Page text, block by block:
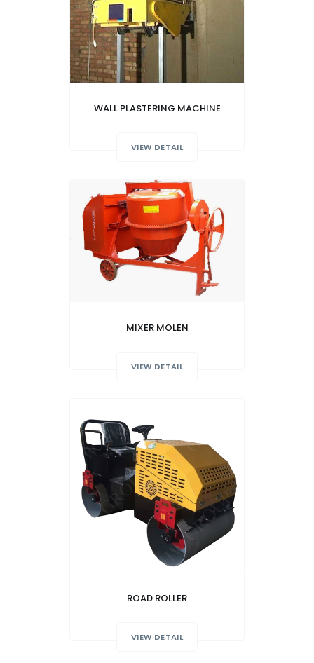
WALL PLASTERING MACHINE
VIEW DETAIL
MIXER MOLEN
VIEW DETAIL
ROAD ROLLER
VIEW DETAIL